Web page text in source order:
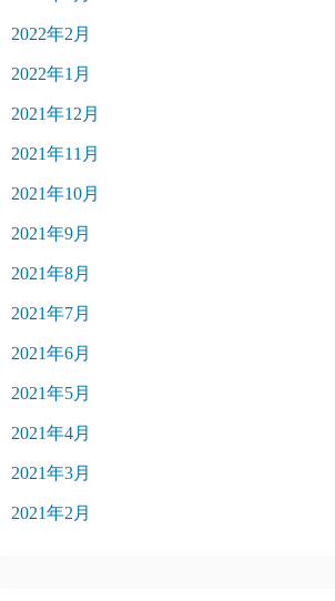
2022年2月
2022年1月
2021年12月
2021年11月
2021年10月
2021年9月
2021年8月
2021年7月
2021年6月
2021年5月
2021年4月
2021年3月
2021年2月